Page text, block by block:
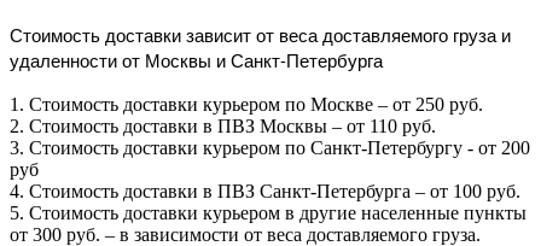
Стоимость доставки зависит от веса доставляемого груза и
удаленности от Москвы и Санкт-Петербурга
1. Стоимость доставки курьером по Москве – от 250 руб.
2. Стоимость доставки в ПВЗ Москвы – от 110 руб.
3. Стоимость доставки курьером по Санкт-Петербургу - от 200
руб
4. Стоимость доставки в ПВЗ Санкт-Петербурга – от 100 руб.
5. Стоимость доставки курьером в другие населенные пункты
от 300 руб. – в зависимости от веса доставляемого груза.